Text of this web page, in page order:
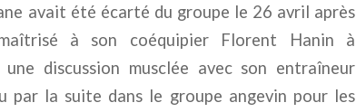
avait été écarté du groupe le 26 avril après
à son coéquipier Florent Hanin à
discussion musclée avec son entraîneur
par la suite dans le groupe angevin pour les